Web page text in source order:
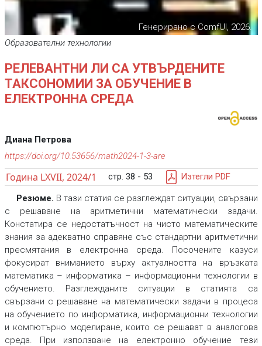
Генерирано с ComfUI, 2026.
Образователни технологии
РЕЛЕВАНТНИ ЛИ СА УТВЪРДЕНИТЕ
ТАКСОНОМИИ ЗА ОБУЧЕНИЕ В
ЕЛЕКТРОННА СРЕДА
Диана Петрова
https://doi.org/10.53656/math2024-1-3-are
Година LXVII, 2024/1 стр. 38 - 53 Изтегли PDF
Резюме. В тази статия се разглеждат ситуации, свързани
с решаване на аритметични математически задачи.
Констатира се недостатъчност на чисто математическите
знания за адекватно справяне със стандартни аритметични
пресмятания в електронна среда. Посочените казуси
фокусират вниманието върху актуалността на връзката
математика – информатика – информационни технологии в
обучението. Разглежданите ситуации в статията са
свързани с решаване на математически задачи в процеса
на обучението по информатика, информационни технологии
и компютърно моделиране, които се решават в аналогова
среда. При използване на електронно обучение тези